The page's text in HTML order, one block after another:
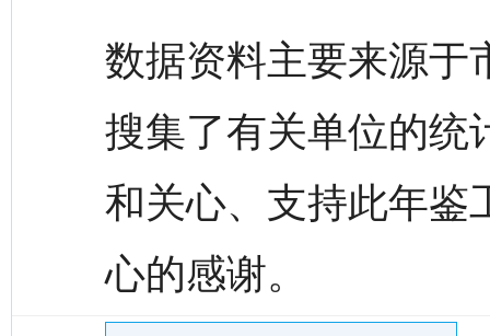
数据资料主要来源于
搜集了有关单位的统
和关心、支持此年鉴
心的感谢。